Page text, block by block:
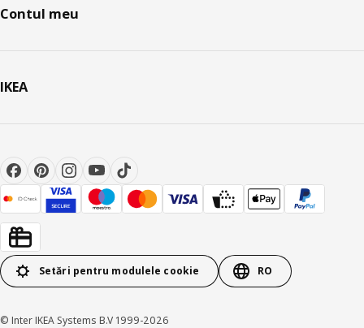
Contul meu
IKEA
Setări pentru modulele cookie RO
© Inter IKEA Systems B.V 1999-2026